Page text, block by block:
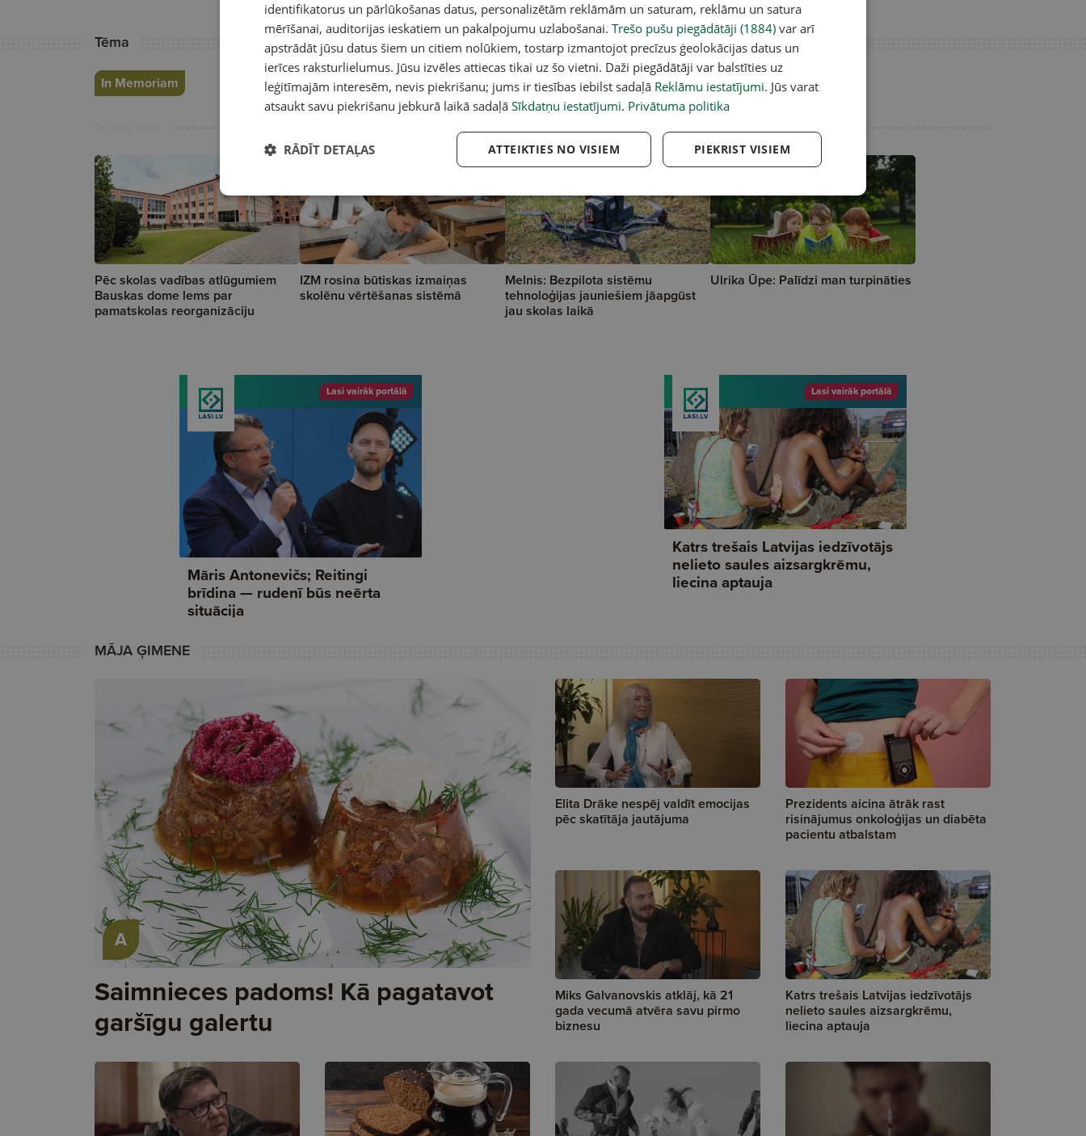
Tēma
In Memoriam
Pēc skolas vadības atlūgumiem
Bauskas dome lems par
pamatskolas reorganizāciju
IZM rosina būtiskas izmaiņas
skolēnu vērtēšanas sistēmā
Melnis: Bezpilota sistēmu
tehnoloģijas jauniešiem jāapgūst
jau skolas laikā
Ulrika Ūpe: Palīdzi man turpināties
MĀJA ĢIMENE
A
Saimnieces padoms! Kā pagatavot
garšīgu galertu
Elita Drāke nespēj valdīt emocijas
pēc skatītāja jautājuma
Prezidents aicina ātrāk rast
risinājumus onkoloģijas un diabēta
pacientu atbalstam
Miks Galvanovskis atklāj, kā 21
gada vecumā atvēra savu pirmo
biznesu
Katrs trešais Latvijas iedzīvotājs
nelieto saules aizsargkrēmu,
liecina aptauja
identifikatorus un pārlūkošanas datus, personalizētām reklāmām un saturam, reklāmu un satura
mērīšanai, auditorijas ieskatiem un pakalpojumu uzlabošanai. Trešo pušu piegādātāji (1884) var arī
apstrādāt jūsu datus šiem un citiem nolūkiem, tostarp izmantojot precīzus ģeolokācijas datus un
ierīces raksturlielumus. Jūsu izvēles attiecas tikai uz šo vietni. Daži piegādātāji var balstīties uz
leģitīmajām interesēm, nevis piekrišanu; jums ir tiesības iebilst sadaļā Reklāmu iestatījumi. Jūs varat
atsaukt savu piekrišanu jebkurā laikā sadaļā Sīkdatņu iestatījumi. Privātuma politika
PIEKRIST VISIEM
ATTEIKTIES NO VISIEM
RĀDĪT DETAĻAS